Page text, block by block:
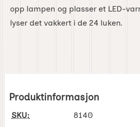
opp lampen og plasser et LED-
lyser det vakkert i de 24 luken.
Produktinformasjon
SKU: 8140